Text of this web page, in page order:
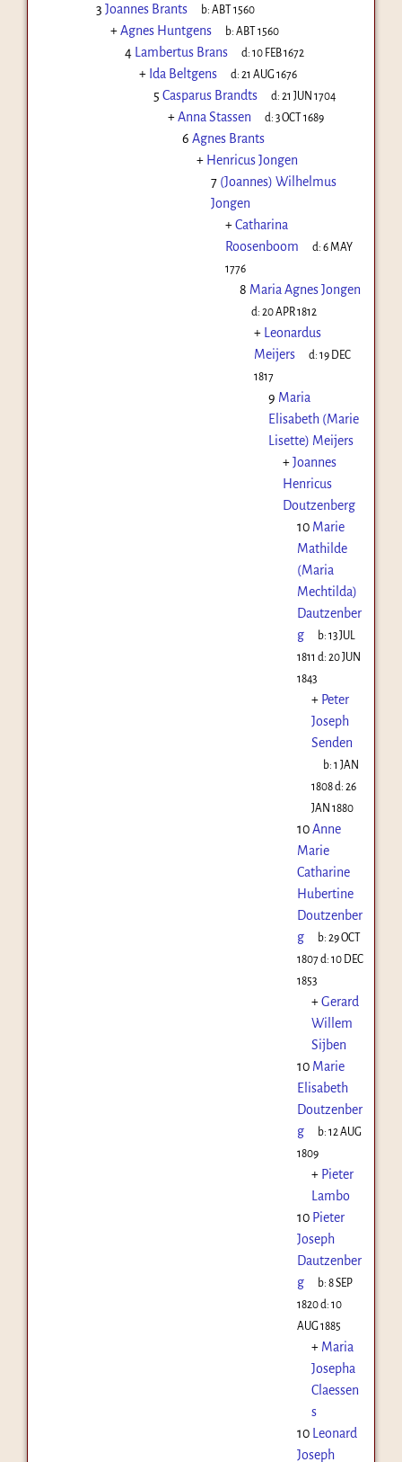
3 Joannes Brants b:ABT 1560
+Agnes Huntgens b:ABT 1560
4 Lambertus Brans d:10 FEB 1672
+ Ida Beltgens d:21 AUG 1676
5 Casparus Brandts d:21 JUN 1704
+Anna Stassen d:3 OCT 1689
6 Agnes Brants
+ Henricus Jongen
7 (Joannes) Wilhelmus
Jongen
+Catharina
Roosenboom
d:6 MAY
1776
8 Maria Agnes Jongen
d:20 APR 1812
+ Leonardus
Meijers
d:19 DEC
1817
9 Maria
Elisabeth (Marie
Lisette) Meijers
+Joannes
Henricus
Doutzenberg
10 Marie
Mathilde
(Maria
Mechtilda)
Dautzenber
g
b:13 JUL
1811 d: 20 JUN
1843
+ Peter
Joseph
Senden
b:1 JAN
1808d: 26
JAN 1880
10Anne
Marie
Catharine
Hubertine
Doutzenber
g
b:29 OCT
1807d: 10 DEC
1853
+Gerard
Willem
Sijben
10 Marie
Elisabeth
Doutzenber
g
b:12 AUG
1809
+ Pieter
Lambo
10 Pieter
Joseph
Dautzenber
g
b:8 SEP
1820d: 10
AUG 1885
+ Maria
Josepha
Claessen
s
10 Leonard
Joseph